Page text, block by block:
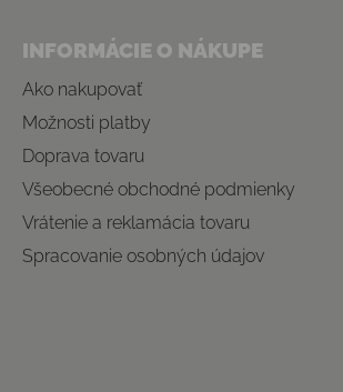
INFORMÁCIE O NÁKUPE
Ako nakupovať
Možnosti platby
Doprava tovaru
Všeobecné obchodné podmienky
Vrátenie a reklamácia tovaru
Spracovanie osobných údajov